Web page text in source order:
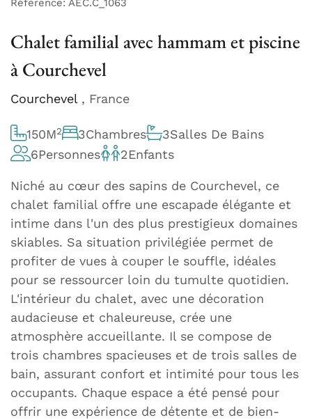
Référence: AEC.C_1063
Chalet familial avec hammam et piscine
à Courchevel
Courchevel , France
150M2 3Chambres 3Salles De Bains
6Personnes 2Enfants
Niché au cœur des sapins de Courchevel, ce
chalet familial offre une escapade élégante et
intime dans l'un des plus prestigieux domaines
skiables. Sa situation privilégiée permet de
profiter de vues à couper le souffle, idéales
pour se ressourcer loin du tumulte quotidien.
L'intérieur du chalet, avec une décoration
audacieuse et chaleureuse, crée une
atmosphère accueillante. Il se compose de
trois chambres spacieuses et de trois salles de
bain, assurant confort et intimité pour tous les
occupants. Chaque espace a été pensé pour
offrir une expérience de détente et de bien-